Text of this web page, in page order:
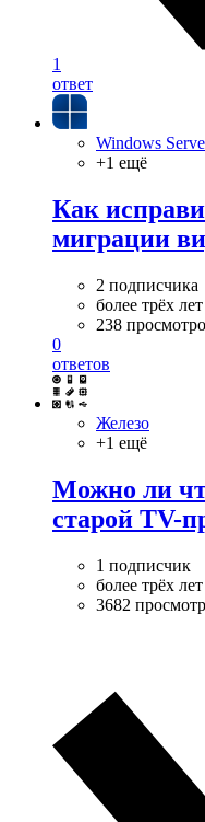
1
ответ
Windows
+1 ещё
Как
миграции
2 подписчика
более трёх
238
0
ответов
Железо
+1 ещё
Можно ли
старой TV-
1 подписчик
более трёх
3682